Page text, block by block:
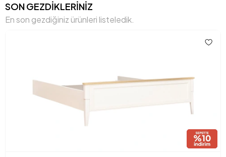
SON GEZDİKLERİNİZ
En son gezdiğiniz ürünleri listeledik.